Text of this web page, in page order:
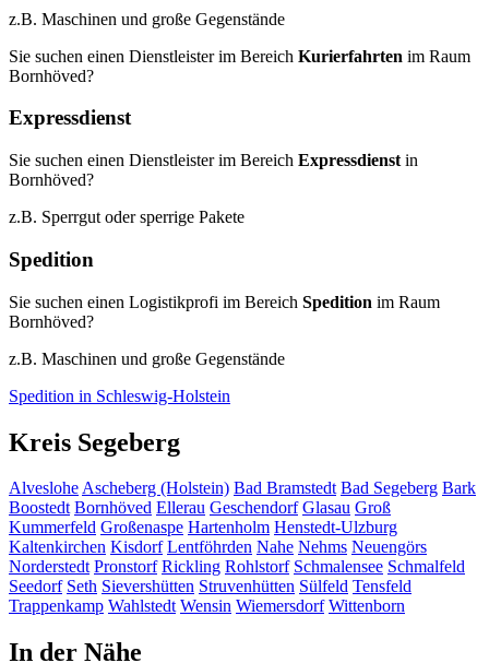
z.B. Maschinen und große Gegenstände
Sie suchen einen Dienstleister im Bereich Kurierfahrten im Raum
Bornhöved?
Expressdienst
Sie suchen einen Dienstleister im Bereich Expressdienst in
Bornhöved?
z.B. Sperrgut oder sperrige Pakete
Spedition
Sie suchen einen Logistikprofi im Bereich Spedition im Raum
Bornhöved?
z.B. Maschinen und große Gegenstände
Spedition in Schleswig-Holstein
Kreis Segeberg
AlvesloheAscheberg (Holstein) Bad Bramstedt Bad Segeberg Bark
Boostedt Bornhöved Ellerau Geschendorf Glasau Groß
Kummerfeld Großenaspe Hartenholm Henstedt-Ulzburg
Kaltenkirchen Kisdorf Lentföhrden Nahe Nehms Neuengörs
Norderstedt Pronstorf Rickling Rohlstorf Schmalensee Schmalfeld
Seedorf Seth Sievershütten Struvenhütten Sülfeld Tensfeld
Trappenkamp Wahlstedt Wensin Wiemersdorf Wittenborn
In der Nähe